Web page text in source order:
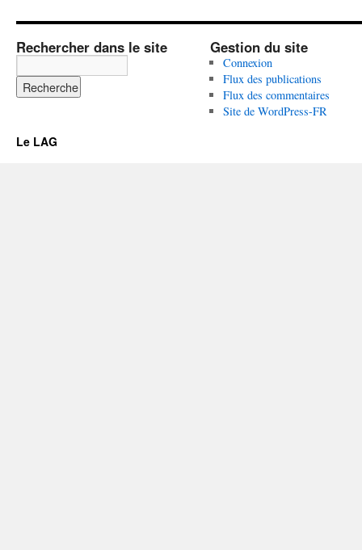
Rechercher dans le site Gestion du site
Connexion
Flux des publications
Flux des commentaires
Site de WordPress-FR
Le LAG